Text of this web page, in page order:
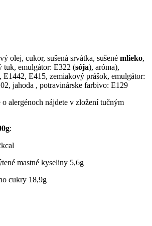
olej, cukor, sušená srvátka, sušené mlieko,
tuk, emulgátor: E322 (sója), aróma),
E415, zemiakový prášok, emulgátor:
jahoda , potravinárske farbivo: E129
o alergénoch nájdete v zložení tučným
g:
mastné kyseliny 5,6g
cukry 18,9g